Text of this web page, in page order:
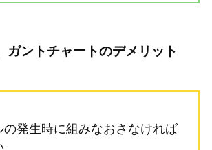
ガントチャートのデメリット
の発生時に組みなおさなければ